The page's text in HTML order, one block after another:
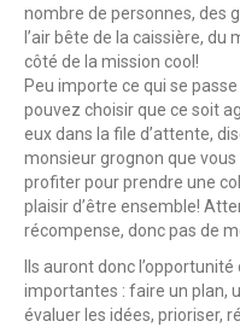
nombre de personnes, des
l’air bête de la caissière,
côté de la mission cool!
Peu importe ce qui se
pouvez choisir que ce soit
eux dans la file d’attente,
monsieur grognon que
profiter pour prendre une
plaisir d’être ensemble!
récompense, donc pas de
Ils auront donc
importantes : faire un plan,
évaluer les idées, prioriser,